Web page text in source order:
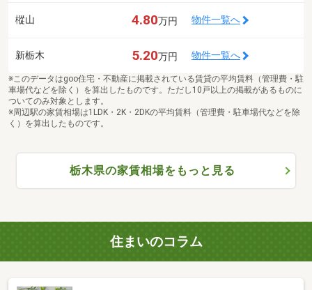
樅山 4.80万円 物件一覧へ
新栃木 5.20万円 物件一覧へ
※このデータはgoo住宅・不動産に掲載されている賃貸の平均賃料（管理費・駐
車場代などを除く）を算出したものです。ただし10戸以上の掲載があるものに
ついてのみ対象とします。
※周辺駅の家賃相場は1LDK・2K・2DKの平均賃料（管理費・駐車場代などを除
く）を算出したものです。
栃木県の家賃相場をもっと見る
住まいのコラム